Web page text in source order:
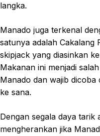
langka.
Manado juga terkenal
satunya adalah Cakalang
skipjack yang diasinkan
Makanan ini menjadi
Manado dan wajib
ke sana.
Dengan segala daya tarik
mengherankan jika